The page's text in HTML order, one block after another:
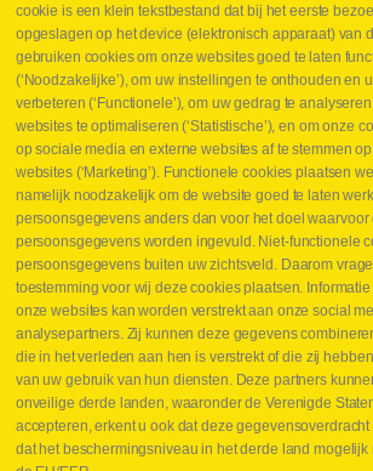
Webshop
Nieuws
Jobs
Contact
Leveringen
Drukcontrole set
Persmaten
Hoe opmeten?
Hydrogroepen
Hydraulische slangen
Contact VB Parts
Abraham Hansstraat 7 ,B-8800 Roeselare
Tel. +32 (0)51 24 06 05
E-mail info@vbparts.be
⏳ Laatste maand Webtec-
cookie is een klein tekstbestand dat bij het eerste
opgeslagen op het device (elektronisch apparaat) van
gebruiken cookies om onze websites goed te laten
(‘Noodzakelijke’), om uw instellingen te onthouden en
verbeteren (‘Functionele’), om uw gedrag te
websites te optimaliseren (‘Statistische’), en om onze
op sociale media en externe websites af te stemmen
websites (‘Marketing’). Functionele cookies plaatsen
namelijk noodzakelijk om de website goed te laten
persoonsgegevens anders dan voor het doel waarvoor
persoonsgegevens worden ingevuld. Niet-functionele
persoonsgegevens buiten uw zichtsveld. Daarom
toestemming voor wij deze cookies plaatsen.
onze websites kan worden verstrekt aan onze social
analysepartners. Zij kunnen deze gegevens
die in het verleden aan hen is verstrekt of die zij
van uw gebruik van hun diensten. Deze partners
onveilige derde landen, waaronder de Verenigde
accepteren, erkent u ook dat deze
dat het beschermingsniveau in het derde land mogelijk